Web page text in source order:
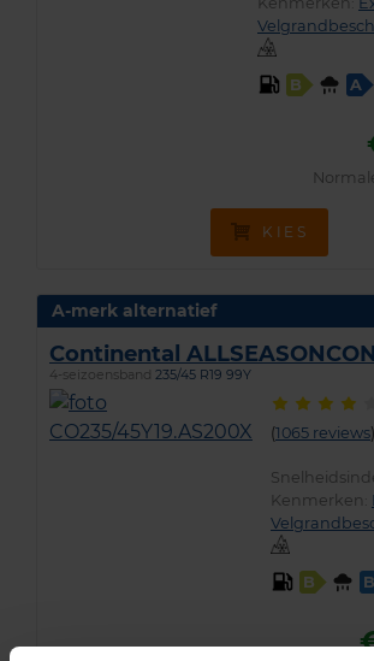
B A
KIES
A-merk alternatief
Continental
4-seizoensband 235/45 R19 99Y
(1065 reviews)
Kenmerken:
B B